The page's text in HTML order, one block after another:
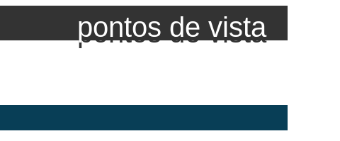
pontos de vista